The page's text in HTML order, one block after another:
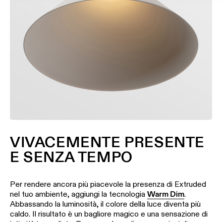
VIVACEMENTE PRESENTE
E SENZA TEMPO
Per rendere ancora più piacevole la presenza di Extruded
nel tuo ambiente, aggiungi la tecnologia Warm Dim.
Abbassando la luminosità, il colore della luce diventa più
caldo. Il risultato è un bagliore magico e una sensazione di